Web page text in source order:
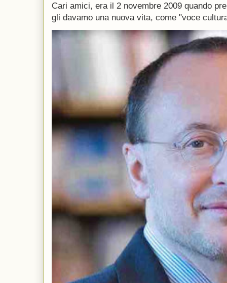
Cari amici, era il 2 novembre 2009 quando
gli davamo una nuova vita, come "voce